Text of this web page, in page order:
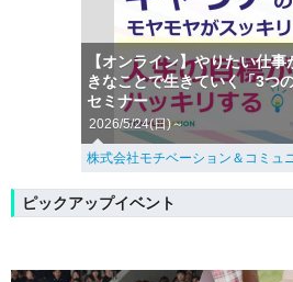
【オンライン】やりたい仕
きなことで生きていく「3つ
セミナー
2026/5/24(日)～
株式会社モチベーション＆コミュ
ピックアップイベント